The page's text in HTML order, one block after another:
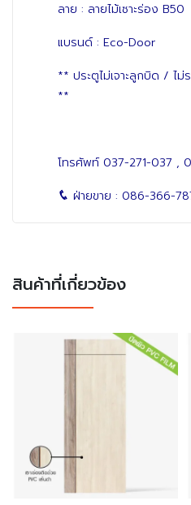
ลาย : ลายไม้เซาะร่อง B50
แบรนด์ : Eco-Door
** ประตูไม่เจาะลูกบิด / ไ
**
โทรศัพท์ 037-271-037 ,
ฝ่ายขาย : 086-366-
สินค้าที่เกี่ยวข้อง